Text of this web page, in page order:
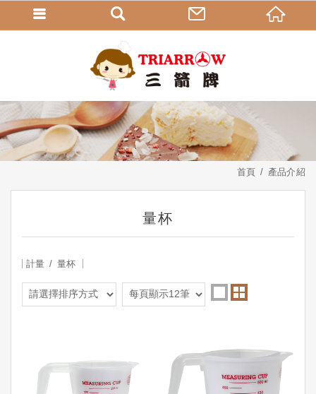
首頁 產品介紹
量杯
計量 量杯